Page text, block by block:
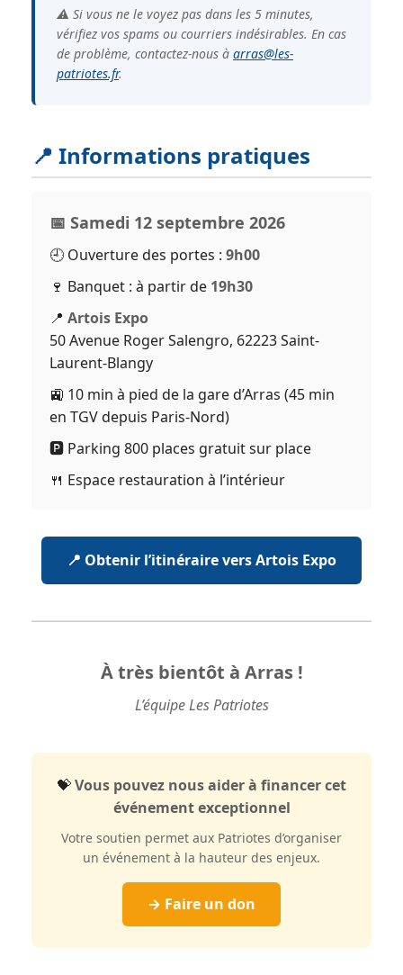
⚠️ Si vous ne le voyez pas dans les 5 minutes,
vérifiez vos spams ou courriers indésirables. En cas
de problème, contactez-nous à arras@les-
patriotes.fr.
📍 Informations pratiques
📅 Samedi 12 septembre 2026
🕘 Ouverture des portes : 9h00
🍷 Banquet : à partir de 19h30
📍 Artois Expo
50 Avenue Roger Salengro, 62223 Saint-
Laurent-Blangy
🚉 10 min à pied de la gare d’Arras (45 min
en TGV depuis Paris-Nord)
🅿️ Parking 800 places gratuit sur place
🍴 Espace restauration à l’intérieur
📍 Obtenir l’itinéraire vers Artois Expo
À très bientôt à Arras !
L’équipe Les Patriotes
💝Vous pouvez nous aider à financer cet
événement exceptionnel
Votre soutien permet aux Patriotes d’organiser
un événement à la hauteur des enjeux.
→ Faire un don